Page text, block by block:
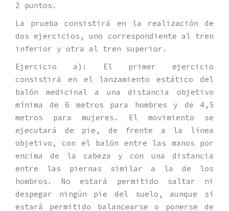
2 puntos.
La prueba consistirá en la realización de
dos ejercicios, uno correspondiente al tren
inferior y otra al tren superior.
Ejercicio a): El primer ejercicio
consistirá en el lanzamiento estático del
balón medicinal a una distancia objetivo
mínima de 6 metros para hombres y de 4,5
metros para mujeres. El movimiento se
ejecutará de pie, de frente a la línea
objetivo, con el balón entre las manos por
encima de la cabeza y con una distancia
entre las piernas similar a la de los
hombros. No estará permitido saltar ni
despegar ningún pie del suelo, aunque sí
estará permitido balancearse o ponerse de